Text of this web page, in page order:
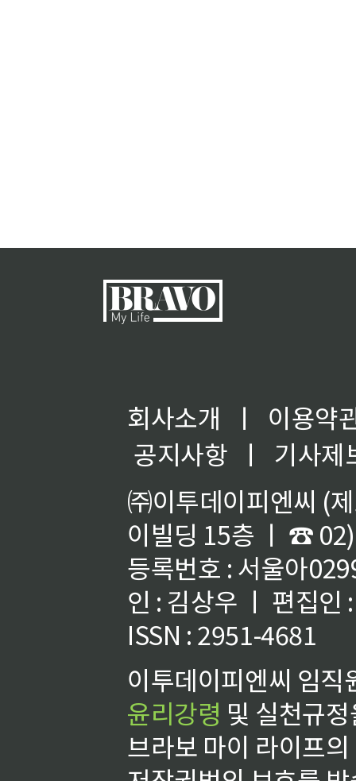
회사소개 ㅣ
이용약
공지사항
ㅣ
기사제
㈜이투데이피엔씨 (
이빌딩 15층 ㅣ ☎
등록번호 : 서울아
인 : 김상우 ㅣ 편집인
ISSN : 2951-4681
이투데이피엔씨 임
윤리강령 및 실천규
브라보 마이 라이프